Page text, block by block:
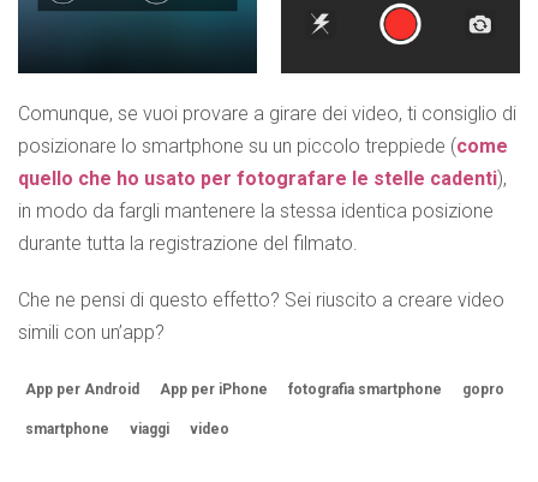
Comunque, se vuoi provare a girare dei video, ti consiglio di
posizionare lo smartphone su un piccolo treppiede (come
quello che ho usato per fotografare le stelle cadenti),
in modo da fargli mantenere la stessa identica posizione
durante tutta la registrazione del filmato.
Che ne pensi di questo effetto? Sei riuscito a creare video
simili con un’app?
App per Android App per iPhone fotografia smartphone gopro
smartphone viaggi video